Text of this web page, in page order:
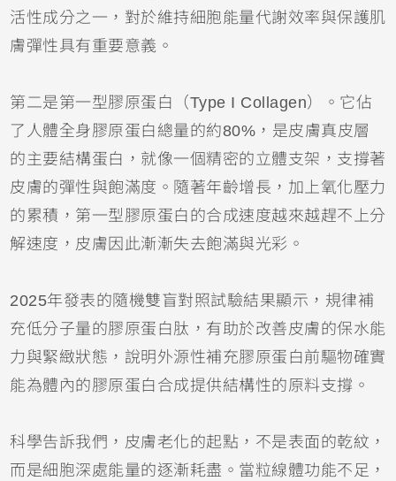
活性成分之一，對於維持細胞能量代謝效率與保護肌
膚彈性具有重要意義。
第二是第一型膠原蛋白（Type I Collagen）。它佔
了人體全身膠原蛋白總量的約80%，是皮膚真皮層
的主要結構蛋白，就像一個精密的立體支架，支撐著
皮膚的彈性與飽滿度。隨著年齡增長，加上氧化壓力
的累積，第一型膠原蛋白的合成速度越來越趕不上分
解速度，皮膚因此漸漸失去飽滿與光彩。
2025年發表的隨機雙盲對照試驗結果顯示，規律補
充低分子量的膠原蛋白肽，有助於改善皮膚的保水能
力與緊緻狀態，說明外源性補充膠原蛋白前驅物確實
能為體內的膠原蛋白合成提供結構性的原料支撐。
科學告訴我們，皮膚老化的起點，不是表面的乾紋，
而是細胞深處能量的逐漸耗盡。當粒線體功能不足，